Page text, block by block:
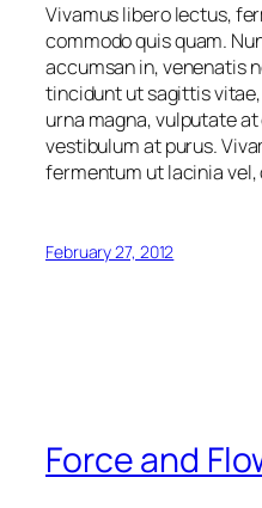
Vivamus libero lectus,
commodo quis quam.
accumsan in, venenatis
tincidunt ut sagittis
urna magna, vulputate
vestibulum at purus.
fermentum ut lacinia vel,
February 27, 2012
Force and